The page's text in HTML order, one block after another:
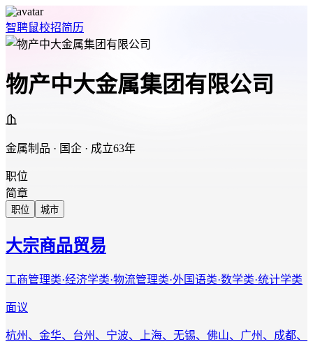
智聘鼠校招简历
物产中大金属集团有限公司
金属制品 · 国企 · 成立63年
职位
简章
职位 城市
大宗商品贸易
工商管理类·经济学类·物流管理类·外国语类·数学类·统计学类
面议
杭州、金华、台州、宁波、上海、无锡、佛山、广州、成都、